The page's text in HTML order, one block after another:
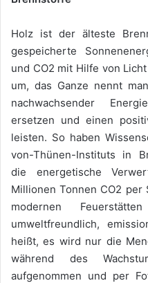
Holz ist der älteste
gespeicherte
und CO2 mit Hilfe von
um, das Ganze nennt
nachwachsender
ersetzen und einen
leisten. So haben
von-Thünen-Instituts in
die energetische
Millionen Tonnen CO2
modernen
umweltfreundlich,
heißt, es wird nur die
während des
aufgenommen und per